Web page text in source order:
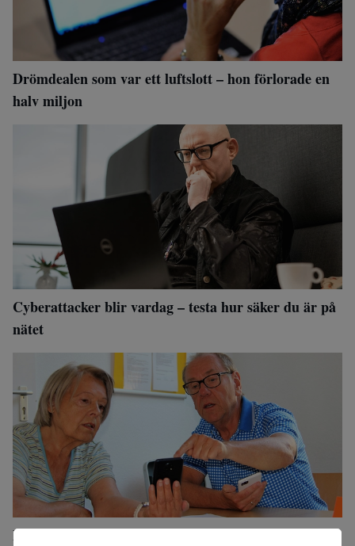
Drömdealen som var ett luftslott – hon förlorade en
halv miljon
Cyberattacker blir vardag – testa hur säker du är på
nätet
Du kan bli lurad på dina sparpengar – så fungerar